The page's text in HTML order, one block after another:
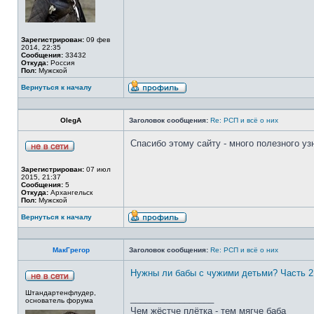
Зарегистрирован: 09 фев
2014, 22:35
Сообщения: 33432
Откуда: Россия
Пол: Мужской
Вернуться к началу
OlegА Заголовок сообщения: Re: РСП и всё о них
Зарегистрирован: 07 июл
2015, 21:37
Сообщения: 5
Откуда: Архангельск
Пол: Мужской
Спасибо этому сайту - много полезного
Вернуться к началу
МакГрегор Заголовок сообщения: Re: РСП и всё о них
Штандартенфлудер,
основатель форума
Нужны ли бабы с чужими детьми? Часть 2
Чем жёстче плётка - тем мягче баба